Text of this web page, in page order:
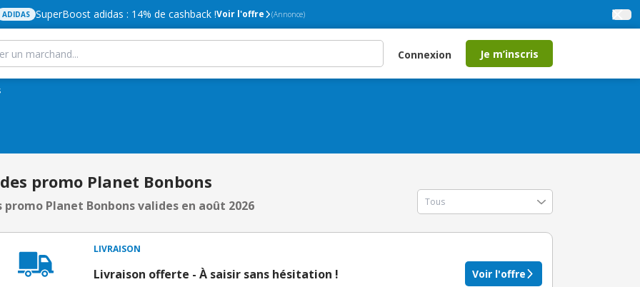
ADIDAS SuperBoost adidas : 14% de cashback !Voir l'offre (Annonce)
Connexion Je m’inscris
promo Planet Bonbons
promo Planet Bonbons valides en août 2026
LIVRAISON
Livraison offerte - À saisir sans hésitation ! Voir l'offre